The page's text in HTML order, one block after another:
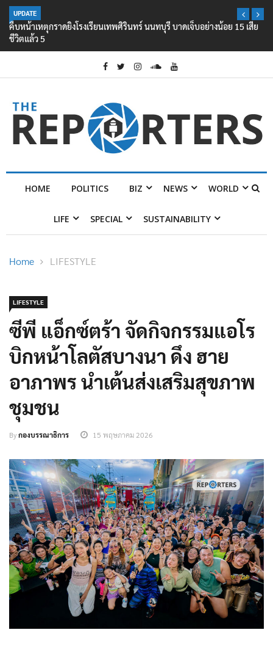
UPDATE
คืบหน้าเหตุกราดยิงโรงเรียนเทพศิรินทร์ นนทบุรี บาดเจ็บอย่างน้อย 15 เสีย
ชีวิตแล้ว 5
HOME POLITICS BIZ NEWS WORLD
LIFE SPECIAL SUSTAINABILITY
Home LIFESTYLE
LIFESTYLE
ซีพี แอ็กซ์ตร้า จัดกิจกรรมแอโร
บิกหน้าโลตัสบางนา ดึง ฮาย
อาภาพร นำเต้นส่งเสริมสุขภาพ
ชุมชน
Byกองบรรณาธิการ 15 พฤษภาคม 2026